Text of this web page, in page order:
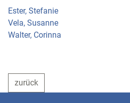
Ester, Stefanie
Vela, Susanne
Walter, Corinna
zurück